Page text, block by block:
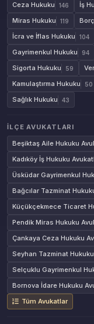
Ceza Hukuku
146 İş
Miras Hukuku 119
İcra ve İflas Hukuku 104
Gayrimenkul Hukuku 94
Sigorta Hukuku 59
Kamulaştırma Hukuku 50
Sağlık Hukuku 43
İLÇE AVUKATLARI
Beşiktaş Aile Hukuku
Kadıköy İş Hukuku
Üsküdar Gayrimenkul
Bağcılar Tazminat
Küçükçekmece Ticaret
Pendik Miras Hukuku
Çankaya Ceza Hukuku
Seyhan Tazminat Hukuku
Selçuklu Gayrimenkul
Bornova İdare Hukuku
Tüm Avukatlar